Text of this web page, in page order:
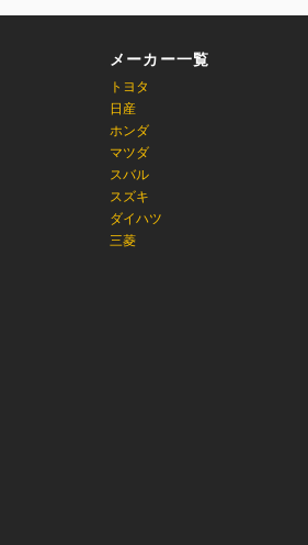
メーカー一覧
トヨタ
日産
ホンダ
マツダ
スバル
スズキ
ダイハツ
三菱